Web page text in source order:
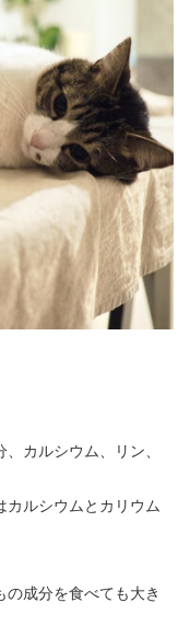
カルシウム、リン、
ルシウムとカリウム
成分を食べても大き